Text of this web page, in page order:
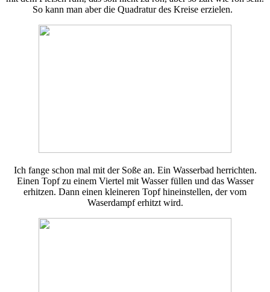
So kann man aber die Quadratur des Kreise erzielen.
Ich fange schon mal mit der Soße an. Ein Wasserbad herrichten.
Einen Topf zu einem Viertel mit Wasser füllen und das Wasser
erhitzen. Dann einen kleineren Topf hineinstellen, der vom
Waserdampf erhitzt wird.